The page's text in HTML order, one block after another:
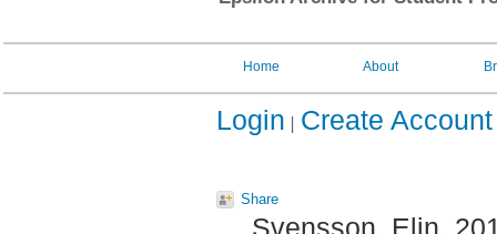
Home About
Login Create Account
Share
Svensson, Elin,